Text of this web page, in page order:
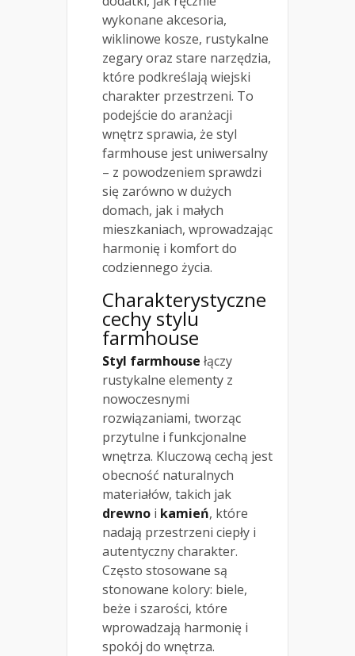
wykonane akcesoria,
wiklinowe kosze, rustykalne
zegary oraz stare narzędzia,
które podkreślają wiejski
charakter przestrzeni. To
podejście do aranżacji
wnętrz sprawia, że styl
farmhouse jest uniwersalny
– z powodzeniem sprawdzi
się zarówno w dużych
domach, jak i małych
mieszkaniach, wprowadzając
harmonię i komfort do
codziennego życia.
Charakterystyczne
cechy stylu
farmhouse
Styl farmhouse łączy
rustykalne elementy z
nowoczesnymi
rozwiązaniami, tworząc
przytulne i funkcjonalne
wnętrza. Kluczową cechą jest
obecność naturalnych
materiałów, takich jak
drewno i kamień, które
nadają przestrzeni ciepły i
autentyczny charakter.
Często stosowane są
stonowane kolory: biele,
beże i szarości, które
wprowadzają harmonię i
spokój do wnętrza.